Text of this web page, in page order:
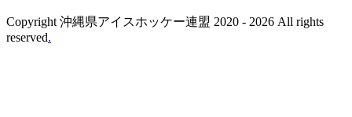
Copyright 沖縄県アイスホッケー連盟 2020 - 2026 All rights
reserved.